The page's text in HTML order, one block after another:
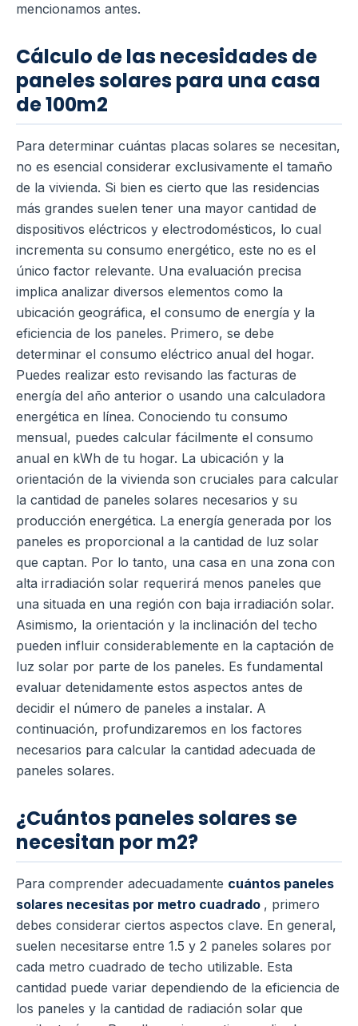
mencionamos antes.
Cálculo de las necesidades de
paneles solares para una casa
de 100m2
Para determinar cuántas placas solares se necesitan,
no es esencial considerar exclusivamente el tamaño
de la vivienda. Si bien es cierto que las residencias
más grandes suelen tener una mayor cantidad de
dispositivos eléctricos y electrodomésticos, lo cual
incrementa su consumo energético, este no es el
único factor relevante. Una evaluación precisa
implica analizar diversos elementos como la
ubicación geográfica, el consumo de energía y la
eficiencia de los paneles. Primero, se debe
determinar el consumo eléctrico anual del hogar.
Puedes realizar esto revisando las facturas de
energía del año anterior o usando una calculadora
energética en línea. Conociendo tu consumo
mensual, puedes calcular fácilmente el consumo
anual en kWh de tu hogar. La ubicación y la
orientación de la vivienda son cruciales para calcular
la cantidad de paneles solares necesarios y su
producción energética. La energía generada por los
paneles es proporcional a la cantidad de luz solar
que captan. Por lo tanto, una casa en una zona con
alta irradiación solar requerirá menos paneles que
una situada en una región con baja irradiación solar.
Asimismo, la orientación y la inclinación del techo
pueden influir considerablemente en la captación de
luz solar por parte de los paneles. Es fundamental
evaluar detenidamente estos aspectos antes de
decidir el número de paneles a instalar. A
continuación, profundizaremos en los factores
necesarios para calcular la cantidad adecuada de
paneles solares.
¿Cuántos paneles solares se
necesitan por m2?
Para comprender adecuadamente cuántos paneles
solares necesitas por metro cuadrado , primero
debes considerar ciertos aspectos clave. En general,
suelen necesitarse entre 1.5 y 2 paneles solares por
cada metro cuadrado de techo utilizable. Esta
cantidad puede variar dependiendo de la eficiencia de
los paneles y la cantidad de radiación solar que